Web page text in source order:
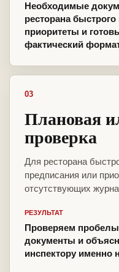
Необходимые
ресторана
приоритеты и
фактический
03
Плановая
проверка
Для ресторана
предписания или
отсутствующих
РЕЗУЛЬТАТ
Проверяем
документы и
инспектору именно